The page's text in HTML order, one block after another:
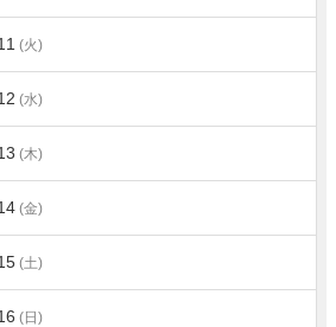
(火)
(水)
(木)
(金)
(土)
(日)